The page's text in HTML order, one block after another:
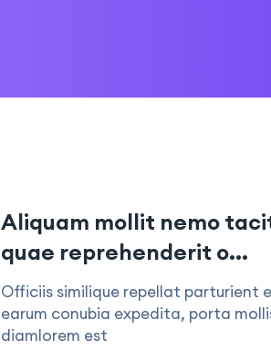
Aliquam mollit nemo
quae reprehenderit o...
Officiis similique repellat parturient
earum conubia expedita, porta
diamlorem est